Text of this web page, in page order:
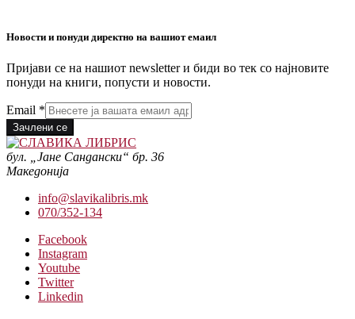
Новости и понуди директно на вашиот емаил
Пријави се на нашиот newsletter и биди во тек со најновите
понуди на книги, попусти и новости.
Email *
Зачлени се
бул. „Јане Сандански“ бр. 36
Македонија
info@slavikalibris.mk
070/352-134
Facebook
Instagram
Youtube
Twitter
Linkedin